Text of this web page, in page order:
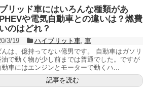
リッド車にはいろんな種類があ
や電気自動車との違いは？燃費
のはどれ？
3/19 ハイブリット車, 車
んは、億持ってない億男です。 自動車はガソリ
油で動く物が少し前までは普通でした。ですが
動車にはエンジンとモーターで動くハ...
記事を読む